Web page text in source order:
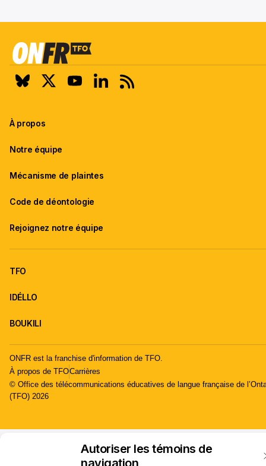
Autoriser les témoins de
navigation
À propos
Notre équipe
Mécanisme de plaintes
Code de déontologie
Rejoignez notre équipe
TFO
IDÉLLO
BOUKILI
ONFR est la franchise d'information de TFO.
À propos de TFOCarrières
© Office des télécommunications éducatives de langue française de
(TFO) 2026